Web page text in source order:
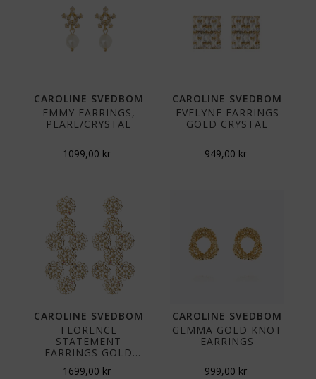
CAROLINE SVEDBOM
EMMY EARRINGS,
PEARL/CRYSTAL
1099,00 kr
CAROLINE SVEDBOM
EVELYNE EARRINGS
GOLD CRYSTAL
949,00 kr
CAROLINE SVEDBOM
FLORENCE
STATEMENT
EARRINGS GOLD
GOLD
1699,00 kr
CAROLINE SVEDBOM
GEMMA GOLD KNOT
EARRINGS
999,00 kr